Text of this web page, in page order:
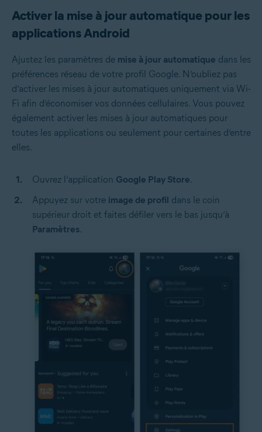
Activer la mise à jour automatique pour les
applications Android
Ajustez les paramètres de mise à jour automatique dans les
préférences réseau de votre profil Google. N’oubliez pas
d’activer les mises à jour automatiques uniquement via Wi-
Fi afin d’économiser vos données cellulaires. Vous pouvez
également activer les mises à jour automatiques pour
toutes les applications ou seulement pour certaines d’entre
elles.
Ouvrez l’application Google Play Store.
Appuyez sur votre image de profil dans le coin
supérieur droit et faites défiler vers le bas jusqu’à
Paramètres.